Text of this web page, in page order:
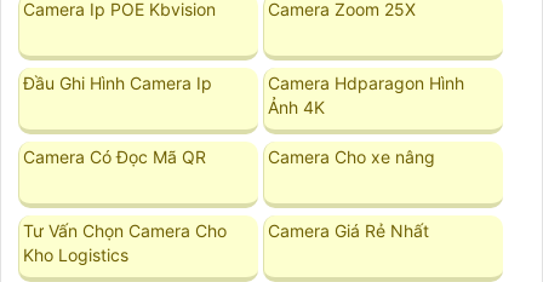
Camera Ip POE Kbvision Camera Zoom 25X
Đầu Ghi Hình Camera Ip
Camera Hdparagon Hình
Ảnh 4K
Camera Có Đọc Mã QR Camera Cho xe nâng
Tư Vấn Chọn Camera Cho
Kho Logistics
Camera Giá Rẻ Nhất